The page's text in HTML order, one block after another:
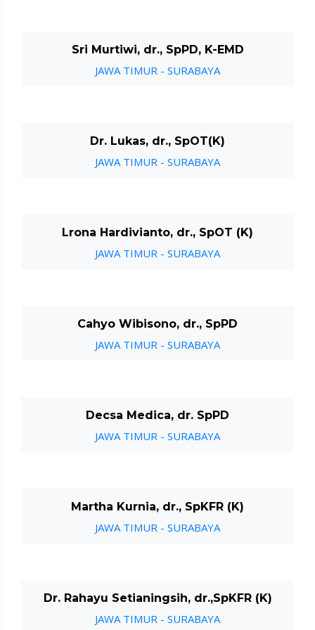
Sri Murtiwi, dr., SpPD, K-EMD
JAWA TIMUR - SURABAYA
Dr. Lukas, dr., SpOT(K)
JAWA TIMUR - SURABAYA
Lrona Hardivianto, dr., SpOT (K)
JAWA TIMUR - SURABAYA
Cahyo Wibisono, dr., SpPD
JAWA TIMUR - SURABAYA
Decsa Medica, dr. SpPD
JAWA TIMUR - SURABAYA
Martha Kurnia, dr., SpKFR (K)
JAWA TIMUR - SURABAYA
Dr. Rahayu Setianingsih, dr.,SpKFR (K)
JAWA TIMUR - SURABAYA